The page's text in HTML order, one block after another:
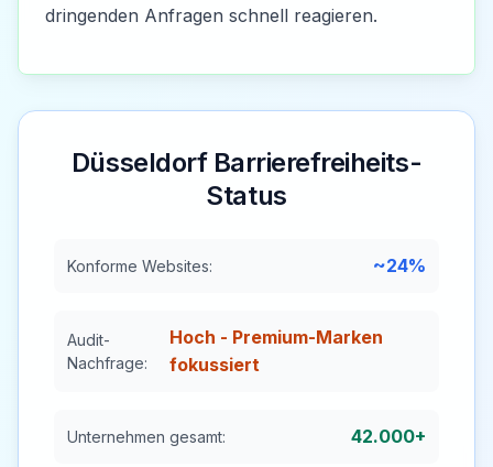
dringenden Anfragen schnell reagieren.
DüsseldorfBarrierefreiheits-
Status
Konforme Websites: ~24%
Audit-
Nachfrage:
Hoch - Premium-Marken
fokussiert
Unternehmen gesamt: 42.000+